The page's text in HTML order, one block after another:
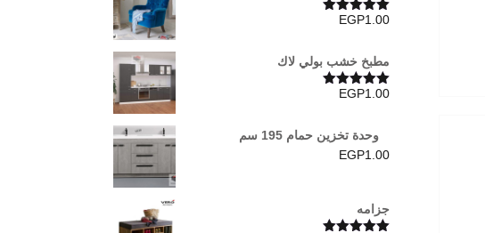
تم التقييم
EGP1.00
مطبخ خشب بولي لاك
تم التقييم
EGP1.00
وحدة تخزين حمام 195 سم
EGP1.00
جزامه